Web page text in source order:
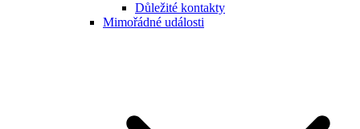
Důležité kontakty
Mimořádné události